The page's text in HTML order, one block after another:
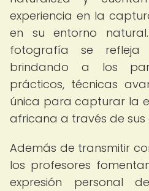
experiencia en la
en su entorno
fotografía se refleja
brindando a los
prácticos, técnicas
única para capturar la
africana a través de
Además de transmitir
los profesores
expresión personal